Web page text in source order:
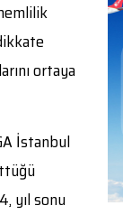
ortaya
İstanbul
yıl sonu